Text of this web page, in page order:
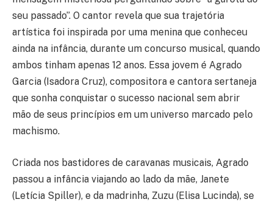
seu passado”. O cantor revela que sua trajetória
artística foi inspirada por uma menina que conheceu
ainda na infância, durante um concurso musical, quando
ambos tinham apenas 12 anos. Essa jovem é Agrado
Garcia (Isadora Cruz), compositora e cantora sertaneja
que sonha conquistar o sucesso nacional sem abrir
mão de seus princípios em um universo marcado pelo
machismo.
Criada nos bastidores de caravanas musicais, Agrado
passou a infância viajando ao lado da mãe, Janete
(Letícia Spiller), e da madrinha, Zuzu (Elisa Lucinda), se